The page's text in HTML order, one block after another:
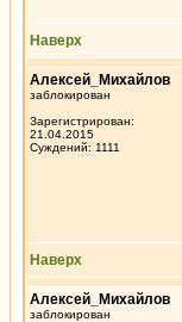
Наверх
Алексей_Михайлов
заблокирован
Зарегистрирован:
21.04.2015
Суждений: 1111
Наверх
Алексей_Михайлов
заблокирован